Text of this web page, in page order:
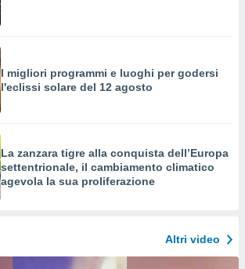
I migliori programmi e luoghi per godersi
l'eclissi solare del 12 agosto
La zanzara tigre alla conquista dell’Europa
settentrionale, il cambiamento climatico
agevola la sua proliferazione
Altri video